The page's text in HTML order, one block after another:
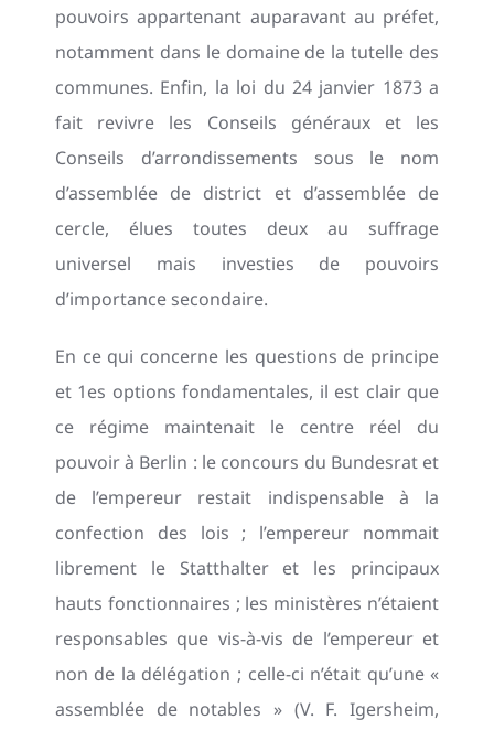
pouvoirs appartenant auparavant au préfet,
notamment dans le domaine de la tutelle des
communes. Enfin, la loi du 24 janvier 1873 a
fait revivre les Conseils généraux et les
Conseils d’arrondissements sous le nom
d’assemblée de district et d’assemblée de
cercle, élues toutes deux au suffrage
universel mais investies de pouvoirs
d’importance secondaire.
En ce qui concerne les questions de principe
et 1es options fondamentales, il est clair que
ce régime maintenait le centre réel du
pouvoir à Berlin : le concours du Bundesrat et
de l’empereur restait indispensable à la
confection des lois ; l’empereur nommait
librement le Statthalter et les principaux
hauts fonctionnaires ; les ministères n’étaient
responsables que vis-à-vis de l’empereur et
non de la délégation ; celle-ci n’était qu’une «
assemblée de notables » (V. F. Igersheim,